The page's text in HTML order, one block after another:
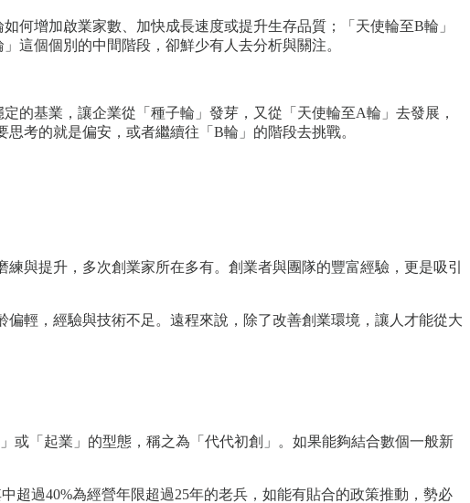
何增加啟業家數、加快成長速度或提升生存品質；「天使輪至B輪」
這個個別的中間階段，卻鮮少有人去分析與關注。
的基業，讓企業從「種子輪」發芽，又從「天使輪至A輪」去發展，
考的就是偏安，或者繼續往「B輪」的階段去挑戰。
與提升，多次創業家所在多有。創業者與團隊的豐富經驗，更是吸引
輕，經驗與技術不足。遠程來說，除了改善創業環境，讓人才能從大
或「起業」的型態，稱之為「代代初創」。如果能夠結合數個一般新
超過40%為經營年限超過25年的老兵，如能有貼合的政策推動，勢必